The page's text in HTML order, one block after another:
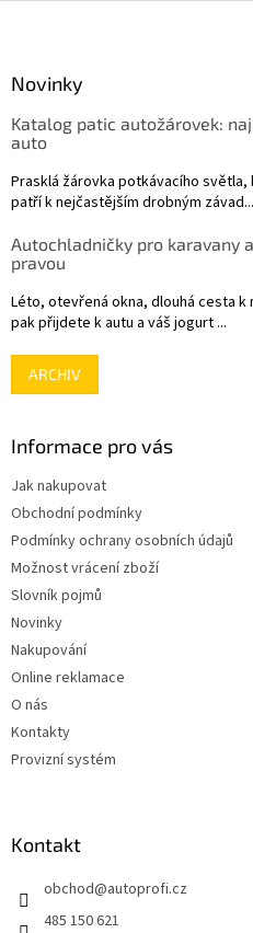
Novinky
Katalog patic autožárovek:
auto
Prasklá žárovka potkávacího
patří k nejčastějším drobným závad...
Autochladničky pro karavany
pravou
Léto, otevřená okna, dlouhá cesta k
pak přijdete k autu a váš jogurt ...
ARCHIV
Informace pro vás
Jak nakupovat
Obchodní podmínky
Podmínky ochrany osobních údajů
Možnost vrácení zboží
Slovník pojmů
Novinky
Nakupování
Online reklamace
O nás
Kontakty
Provizní systém
Kontakt
obchod@autoprofi.cz
485 150 621